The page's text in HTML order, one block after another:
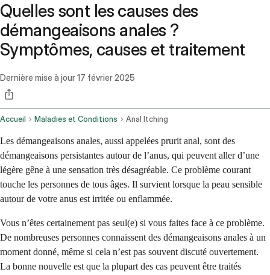
Quelles sont les causes des
démangeaisons anales ?
Symptômes, causes et traitement
Dernière mise à jour17 février 2025
Accueil Maladies et Conditions Anal Itching
Les démangeaisons anales, aussi appelées prurit anal, sont des
démangeaisons persistantes autour de l’anus, qui peuvent aller d’une
légère gêne à une sensation très désagréable. Ce problème courant
touche les personnes de tous âges. Il survient lorsque la peau sensible
autour de votre anus est irritée ou enflammée.
Vous n’êtes certainement pas seul(e) si vous faites face à ce problème.
De nombreuses personnes connaissent des démangeaisons anales à un
moment donné, même si cela n’est pas souvent discuté ouvertement.
La bonne nouvelle est que la plupart des cas peuvent être traités